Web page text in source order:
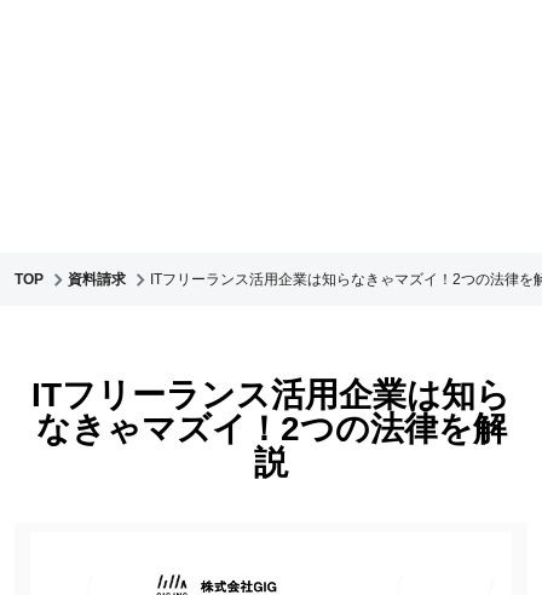
TOP 資料請求 ITフリーランス活用企業は知らなきゃマズイ！2つの法律を
ITフリーランス活用企業は知ら
なきゃマズイ！2つの法律を解
説